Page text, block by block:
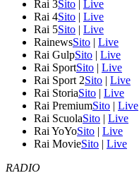
Rai 3Sito | Live
Rai 4Sito | Live
Rai 5Sito | Live
RainewsSito | Live
Rai GulpSito | Live
Rai SportSito | Live
Rai Sport 2Sito | Live
Rai StoriaSito | Live
Rai PremiumSito | Live
Rai ScuolaSito | Live
Rai YoYoSito | Live
Rai MovieSito | Live
RADIO